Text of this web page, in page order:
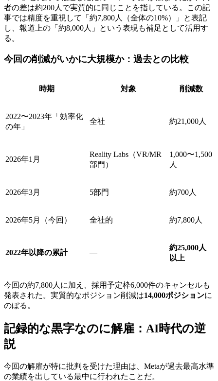
者の差は約200人で実質的に同じことを指している。この記
事では精度を重視して「約7,800人（全体の10%）」と表記
し、報道上の「約8,000人」という表現も補足として活用す
る。
今回の削減がいかに大規模か：過去との比較
時期 対象 削減数
2022〜2023年「効率化
の年」
全社 約21,000人
2026年1月
Reality Labs（VR/MR
部門）
1,000〜1,500
人
2026年3月 5部門 約700人
2026年5月（今回） 全社的 約7,800人
2022年以降の累計 —
約25,000人
以上
今回の約7,800人に加え、採用予定枠6,000件のキャンセルも
発表された。実質的なポジション削減は14,000ポジションに
のぼる。
記録的な黒字なのに解雇：AI時代の逆
説
今回の解雇が特に批判を受けた理由は、Metaが過去最高水準
の業績を出している最中に行われたことだ。